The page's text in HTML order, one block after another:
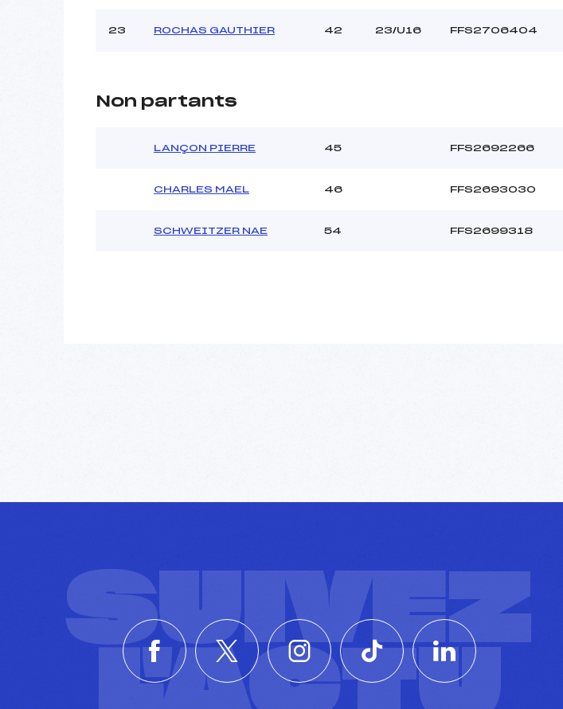
23 ROCHAS GAUTHIER 42 23/U16 FFS2706404
Non partants
LANÇON PIERRE 45 FFS2692266
CHARLES MAEL 46 FFS2693030
SCHWEITZER NAE 54 FFS2699318
SUIVEZ
L'ACTU